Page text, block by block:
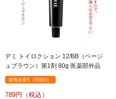
デミ トイロクション 12/BB（ベージ
ュブラウン）第1剤 80g 医薬部外品
提携倉庫B（同梱別）
789